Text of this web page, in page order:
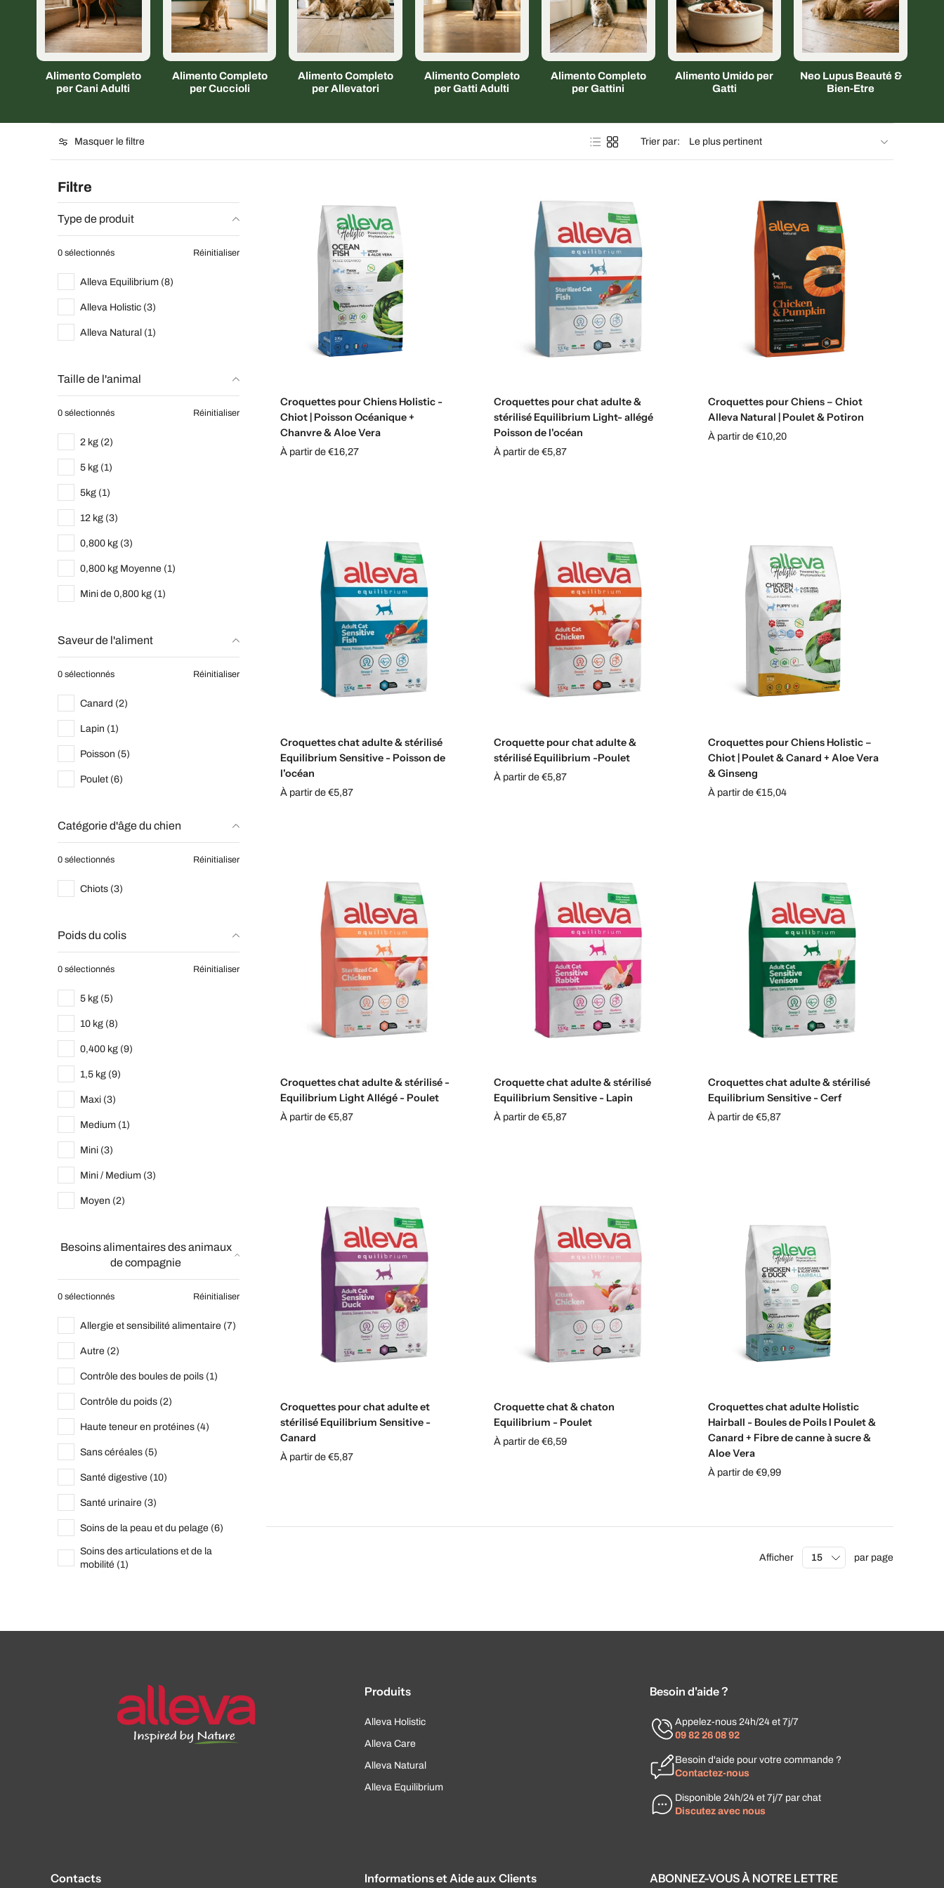
Alimento Completo
per Cani Adulti
Alimento Completo
per Cuccioli
Alimento Completo
per Allevatori
Alimento Completo
per Gatti Adulti
Alimento Completo
per Gattini
Alimento Umido per
Gatti
Neo Lupus Beauté &
Bien-Etre
Masquer le filtre Trier par:
Filtre
Type de produit
0 sélectionnés Réinitialiser
Alleva Equilibrium (8)
Alleva Holistic (3)
Alleva Natural (1)
Taille de l'animal
0 sélectionnés Réinitialiser
2 kg (2)
5 kg (1)
5kg (1)
12 kg (3)
0,800 kg (3)
0,800 kg Moyenne (1)
Mini de 0,800 kg (1)
Saveur de l'aliment
0 sélectionnés Réinitialiser
Canard (2)
Lapin (1)
Poisson (5)
Poulet (6)
Catégorie d'âge du chien
0 sélectionnés Réinitialiser
Chiots (3)
Poids du colis
0 sélectionnés Réinitialiser
5 kg (5)
10 kg (8)
0,400 kg (9)
1,5 kg (9)
Maxi (3)
Medium (1)
Mini (3)
Mini / Medium (3)
Moyen (2)
Besoins alimentaires des animaux
de compagnie
0 sélectionnés Réinitialiser
Allergie et sensibilité alimentaire (7)
Autre (2)
Contrôle des boules de poils (1)
Contrôle du poids (2)
Haute teneur en protéines (4)
Sans céréales (5)
Santé digestive (10)
Santé urinaire (3)
Soins de la peau et du pelage (6)
Soins des articulations et de la
mobilité (1)
Croquettes pour Chiens Holistic -
Chiot | Poisson Océanique +
Chanvre & Aloe Vera
À partir de €16,27
Croquettes pour chat adulte &
stérilisé Equilibrium Light- allégé
Poisson de l'océan
À partir de €5,87
Croquettes pour Chiens – Chiot
Alleva Natural | Poulet & Potiron
À partir de €10,20
Croquettes chat adulte & stérilisé
Equilibrium Sensitive - Poisson de
l'océan
À partir de €5,87
Croquette pour chat adulte &
stérilisé Equilibrium -Poulet
À partir de €5,87
Croquettes pour Chiens Holistic –
Chiot | Poulet & Canard + Aloe Vera
& Ginseng
À partir de €15,04
Croquettes chat adulte & stérilisé -
Equilibrium Light Allégé - Poulet
À partir de €5,87
Croquette chat adulte & stérilisé
Equilibrium Sensitive - Lapin
À partir de €5,87
Croquettes chat adulte & stérilisé
Equilibrium Sensitive - Cerf
À partir de €5,87
Croquettes pour chat adulte et
stérilisé Equilibrium Sensitive -
Canard
À partir de €5,87
Croquette chat & chaton
Equilibrium - Poulet
À partir de €6,59
Croquettes chat adulte Holistic
Hairball - Boules de Poils I Poulet &
Canard + Fibre de canne à sucre &
Aloe Vera
À partir de €9,99
Afficher par page
Produits
Alleva Holistic
Alleva Care
Alleva Natural
Alleva Equilibrium
Besoin d'aide ?
Appelez-nous 24h/24 et 7j/7
09 82 26 08 92
Besoin d'aide pour votre commande ?
Contactez-nous
Disponible 24h/24 et 7j/7 par chat
Discutez avec nous
Contacts Informations et Aide aux Clients
ABONNEZ-VOUS À NOTRE LETTRE